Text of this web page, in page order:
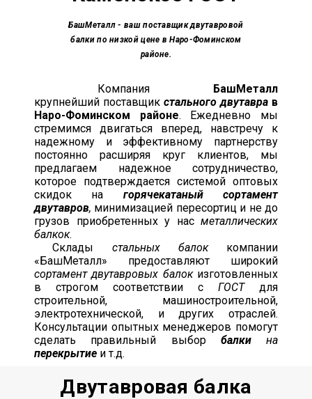
БашМеталл - ваш поставщик двутавровой
балки по низкой цене в Наро-Фоминском
районе.
Компания БашМеталл
крупнейший поставщик стального двутавра в
Наро-Фоминском районе. Ежедневно мы
стремимся двигаться вперед, навстречу к
надежному и эффективному партнерству
постоянно расширяя круг клиентов, мы
предлагаем надежное сотрудничество,
которое подтверждается системой оптовых
скидок на горячекатаный сортамент
двутавров, минимизацией пересортиц и не до
грузов приобретенных у нас металлических
балкок.
Склады стальных балоккомпании
«БашМеталл» предоставляют широкий
сортамент двутавровых балокизготовленных
в строгом соответствии с ГОСТдля
строительной, машиностроительной,
электротехнической, и других отраслей.
Консультации опытных менеджеров помогут
сделать правильный выбор балкина
перекрытие и т.д.
Двутавровая балка